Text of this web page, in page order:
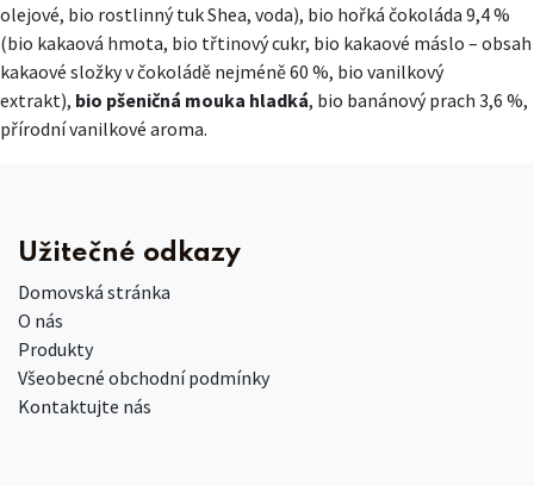
olejové, bio rostlinný tuk Shea, voda), bio hořká čokoláda 9,4 %
(bio kakaová hmota, bio třtinový cukr, bio kakaové máslo – obsah
kakaové složky v čokoládě nejméně 60 %, bio vanilkový
extrakt), bio pšeničná mouka hladká, bio banánový prach 3,6 %,
přírodní vanilkové aroma.
Užitečné odkazy
Domovská stránka
O nás
Produkty
Všeobecné obchodní podmínky
Kontaktujte nás